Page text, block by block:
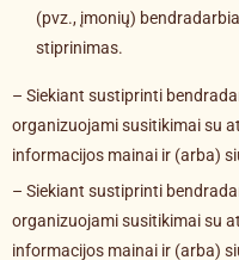
(pvz., įmonių)
stiprinimas.
– Siekiant sustiprinti
organizuojami susitikimai su
informacijos mainai ir (arba)
– Siekiant sustiprinti
organizuojami susitikimai su
informacijos mainai ir (arba)